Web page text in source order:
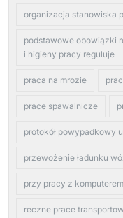
organizacja stanowiska
podstawowe obowiązki
i higieny pracy reguluje
praca na mrozie
prace spawalnicze
protokół powypadkowy
przewożenie ładunku
przy pracy z
reczne prace